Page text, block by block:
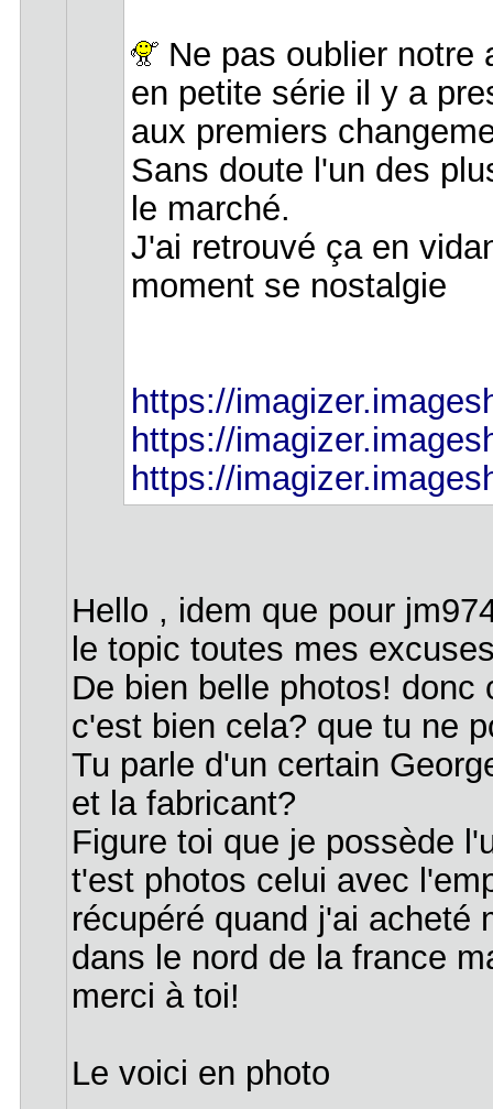
Ne pas oublier notre
en petite série il y a
aux premiers
Sans doute l'un des
le marché.
J'ai retrouvé ça en
moment se nostalgie
https://
https://
https://
Hello , idem que pour
le topic toutes mes
De bien belle photos!
c'est bien cela? que tu ne
Tu parle d'un certain
et la fabricant?
Figure toi que je possède
t'est photos celui avec
récupéré quand j'ai acheté
dans le nord de la france
merci à toi!
Le voici en photo